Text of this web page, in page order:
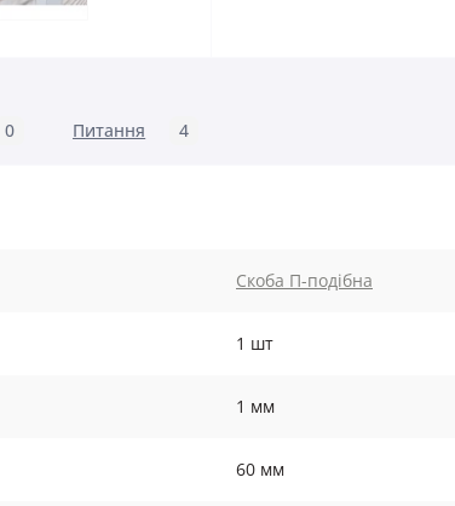
0 Питання 4
Скоба П-подібна
1 шт
1 мм
60 мм